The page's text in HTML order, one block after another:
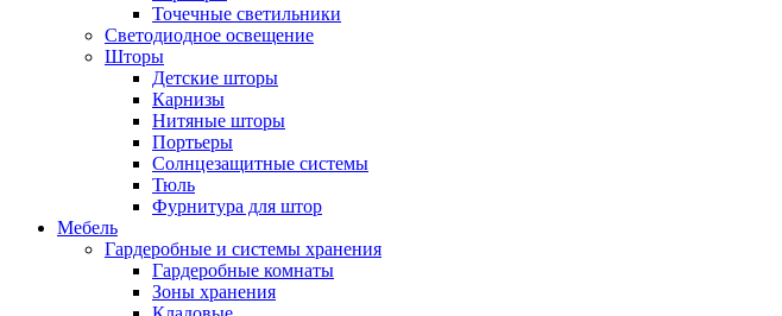
Точечные светильники
Светодиодное освещение
Шторы
Детские шторы
Карнизы
Нитяные шторы
Портьеры
Солнцезащитные системы
Тюль
Фурнитура для штор
Мебель
Гардеробные и системы хранения
Гардеробные комнаты
Зоны хранения